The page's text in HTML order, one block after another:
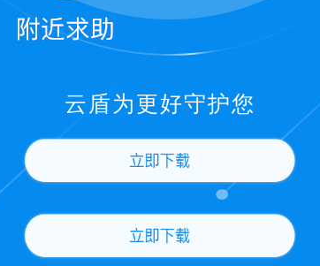
云盾为更好守护您